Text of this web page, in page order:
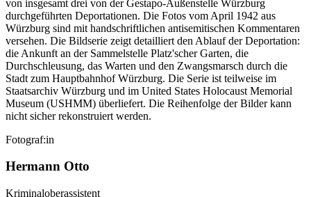
von insgesamt drei von der Gestapo-Außenstelle Würzburg
durchgeführten Deportationen. Die Fotos vom April 1942 aus
Würzburg sind mit handschriftlichen antisemitischen Kommentaren
versehen. Die Bildserie zeigt detailliert den Ablauf der Deportation:
die Ankunft an der Sammelstelle Platz'scher Garten, die
Durchschleusung, das Warten und den Zwangsmarsch durch die
Stadt zum Hauptbahnhof Würzburg. Die Serie ist teilweise im
Staatsarchiv Würzburg und im United States Holocaust Memorial
Museum (USHMM) überliefert. Die Reihenfolge der Bilder kann
nicht sicher rekonstruiert werden.
Fotograf:in
Hermann Otto
Kriminaloberassistent